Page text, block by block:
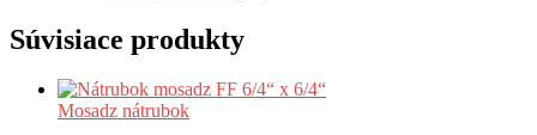
Súvisiace produkty
Mosadz nátrubok